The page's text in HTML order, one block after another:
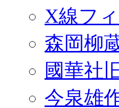
X線フ
森岡柳
國華社
今泉雄